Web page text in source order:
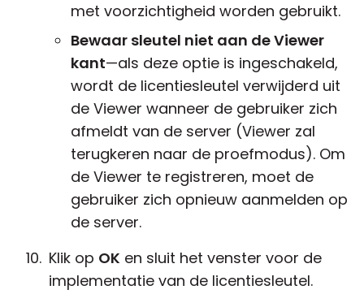
met voorzichtigheid worden gebruikt.
Bewaar sleutel niet aan de Viewer
kant—als deze optie is ingeschakeld,
wordt de licentiesleutel verwijderd uit
de Viewer wanneer de gebruiker zich
afmeldt van de server (Viewer zal
terugkeren naar de proefmodus). Om
de Viewer te registreren, moet de
gebruiker zich opnieuw aanmelden op
de server.
Klik op OK en sluit het venster voor de
implementatie van de licentiesleutel.